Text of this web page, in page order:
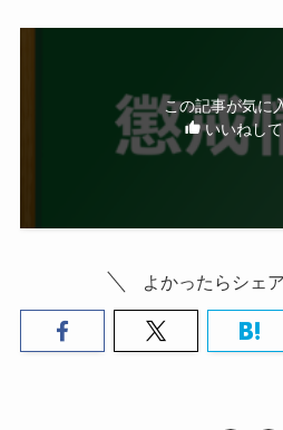
この記事が気に
いいねして
よかったらシェ